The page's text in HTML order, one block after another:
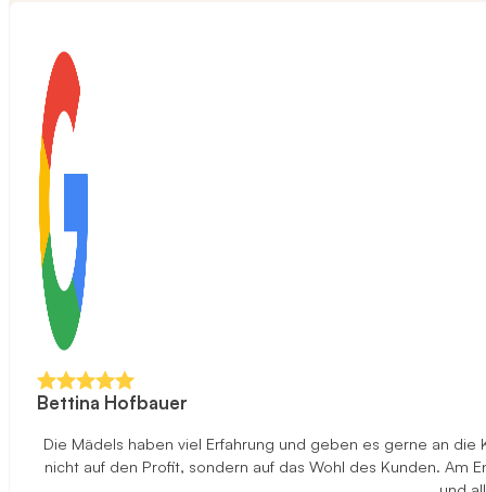
Bettina Hofbauer
Die Mädels haben viel Erfahrung und geben es gerne an
nicht auf den Profit, sondern auf das Wohl des Kunden. Am